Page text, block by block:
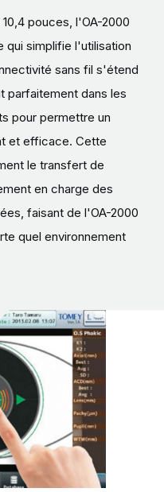
pouces, l'OA-2000
qui simplifie l'utilisation
sans fil s'étend
parfaitement dans les
pour permettre un
et efficace. Cette
le transfert de
en charge des
faisant de l'OA-2000
quel environnement